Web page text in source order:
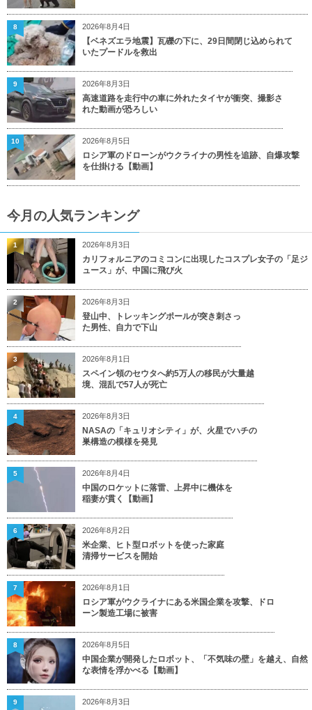
2026年8月4日
【ベネズエラ地震】瓦礫の下に、29日間閉じ込められて
いたプードルを救出
8
2026年8月3日
高速道路を走行中の車に外れたタイヤが衝突、撮影さ
れた動画が恐ろしい
9
2026年8月5日
ロシア軍のドローンがウクライナの男性を追跡、自爆攻撃
を仕掛ける【動画】
10
今月の人気ランキング
2026年8月3日
カリフォルニアのコミコンに出現したコスプレ女子の「足ジ
ュース」が、中国に飛び火
1
2026年8月3日
登山中、トレッキングポールが突き刺さっ
た男性、自力で下山
2
2026年8月1日
スペイン領のセウタへ約5万人の移民が大量越
境、混乱で57人が死亡
3
2026年8月3日
NASAの「キュリオシティ」が、火星でハチの
巣構造の模様を発見
4
2026年8月4日
中国のロケットに落雷、上昇中に機体を
稲妻が貫く【動画】
5
2026年8月2日
米企業、ヒト型ロボットを使った家庭
清掃サービスを開始
6
2026年8月1日
ロシア軍がウクライナにある米国企業を攻撃、ドロ
ーン製造工場に被害
7
2026年8月5日
中国企業が開発したロボット、「不気味の壁」を越え、自然
な表情を浮かべる【動画】
8
2026年8月3日
9